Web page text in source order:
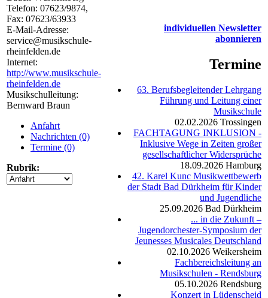
Telefon: 07623/9874,
Fax: 07623/63933
E-Mail-Adresse:
service@musikschule-
rheinfelden.de
Internet:
http://www.musikschule-
rheinfelden.de
Musikschulleitung:
Bernward Braun
Anfahrt
Nachrichten (0)
Termine (0)
Rubrik:
individuellen Newsletter
abonnieren
Termine
63. Berufsbegleitender Lehrgang
Führung und Leitung einer
Musikschule
02.02.2026 Trossingen
FACHTAGUNG INKLUSION -
Inklusive Wege in Zeiten großer
gesellschaftlicher Widersprüche
18.09.2026 Hamburg
42. Karel Kunc Musikwettbewerb
der Stadt Bad Dürkheim für Kinder
und Jugendliche
25.09.2026 Bad Dürkheim
... in die Zukunft –
Jugendorchester-Symposium der
Jeunesses Musicales Deutschland
02.10.2026 Weikersheim
Fachbereichsleitung an
Musikschulen - Rendsburg
05.10.2026 Rendsburg
Konzert in Lüdenscheid